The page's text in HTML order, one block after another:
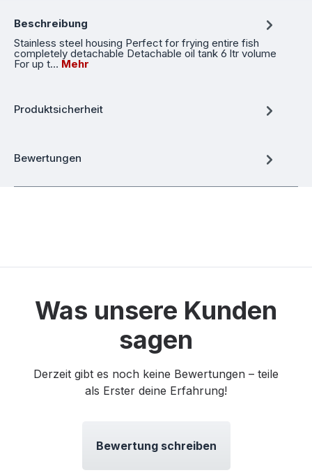
Beschreibung
Stainless steel housing Perfect for frying entire fish
completely detachable Detachable oil tank 6 ltr volume
For up t… Mehr
Produktsicherheit
Bewertungen
Was unsere Kunden
sagen
Derzeit gibt es noch keine Bewertungen – teile
als Erster deine Erfahrung!
Bewertung schreiben